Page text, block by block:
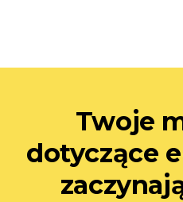
Twoje
dotyczące